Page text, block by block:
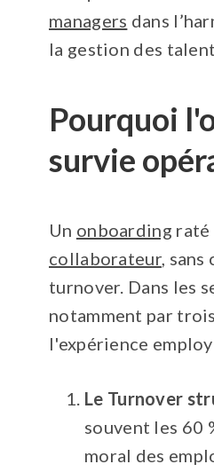
managers dans
la gestion des
Pourquoi
survie
Un onboarding raté
collaborateur, sans
turnover. Dans les
notamment par
l'expérience
Le Turnover
souvent les 60
moral des